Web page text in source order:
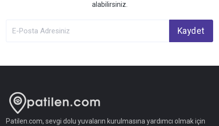
alabilirsiniz.
Kaydet
Patilen.com, sevgi dolu yuvaların kurulmasına yardımcı olmak için